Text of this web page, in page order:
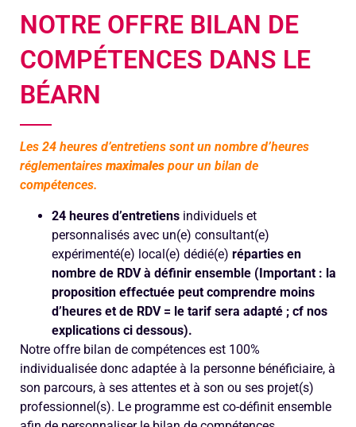
NOTRE OFFRE BILAN DE
COMPÉTENCES DANS LE
BÉARN
Les 24 heures d’entretiens sont un nombre d’heures
réglementaires maximales pour un bilan de
compétences.
24 heures d’entretiens individuels et
personnalisés avec un(e) consultant(e)
expérimenté(e) local(e) dédié(e) réparties en
nombre de RDV à définir ensemble (Important : la
proposition effectuée peut comprendre moins
d’heures et de RDV = le tarif sera adapté ; cf nos
explications ci dessous).
Notre offre bilan de compétences est 100%
individualisée donc adaptée à la personne bénéficiaire, à
son parcours, à ses attentes et à son ou ses projet(s)
professionnel(s). Le programme est co-définit ensemble